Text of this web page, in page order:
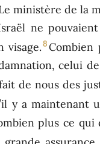
ministère de la
ne
visage.8 Combien
celui
de nous des
y a maintenant
plus ce